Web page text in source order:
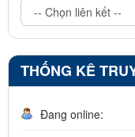
THỐNG KÊ
Đang online: